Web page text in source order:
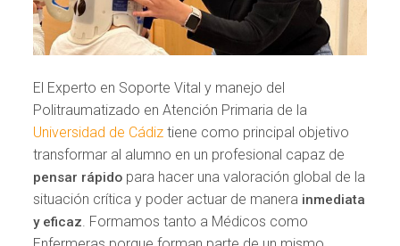
El Experto en Soporte Vital y manejo del
Politraumatizado en Atención Primaria de la
Universidad de Cádiz tiene como principal objetivo
transformar al alumno en un profesional capaz de
pensar rápido para hacer una valoración global de la
situación crítica y poder actuar de manera inmediata
y eficaz. Formamos tanto a Médicos como